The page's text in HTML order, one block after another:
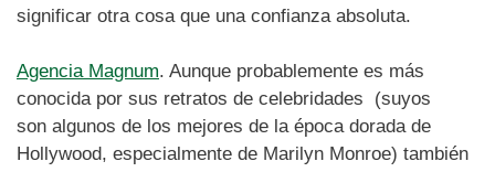
significar otra cosa que una confianza absoluta.
Agencia Magnum. Aunque probablemente es más
conocida por sus retratos de celebridades (suyos
son algunos de los mejores de la época dorada de
Hollywood, especialmente de Marilyn Monroe) también